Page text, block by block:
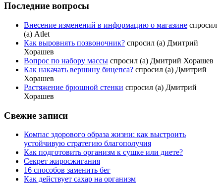
Последние вопросы
Внесение изменений в информацию о магазине спросил
(а) Atlet
Как выровнять позвоночник? спросил (а) Дмитрий
Хорашев
Вопрос по набору массы спросил (а) Дмитрий Хорашев
Как накачать вершину бицепса? спросил (а) Дмитрий
Хорашев
Растяжение брюшной стенки спросил (а) Дмитрий
Хорашев
Свежие записи
Компас здорового образа жизни: как выстроить
устойчивую стратегию благополучия
Как подготовить организм к сушке или диете?
Секрет жиросжигания
16 способов заменить бег
Как действует сахар на организм